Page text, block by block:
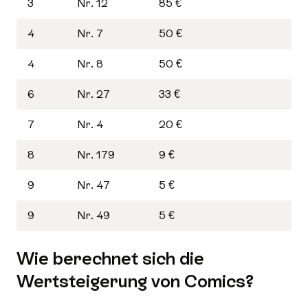
3 Nr. 12 85 €
4 Nr. 7 50 €
4 Nr. 8 50 €
6 Nr. 27 33 €
7 Nr. 4 20 €
8 Nr. 179 9 €
9 Nr. 47 5 €
9 Nr. 49 5 €
Wie berechnet sich die
Wertsteigerung von Comics?